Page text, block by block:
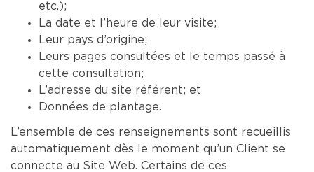
etc.);
La date et l’heure de leur visite;
Leur pays d’origine;
Leurs pages consultées et le temps passé à
cette consultation;
L’adresse du site référent; et
Données de plantage.
L’ensemble de ces renseignements sont recueillis
automatiquement dès le moment qu’un Client se
connecte au Site Web. Certains de ces